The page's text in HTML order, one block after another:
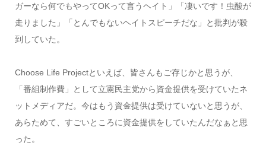
ガーなら何でもやってOKって言うヘイト」「凄いです！虫酸が
走りました」「とんでもないヘイトスピーチだな」と批判が殺
到していた。
Choose Life Projectといえば、皆さんもご存じかと思うが、
「番組制作費」として立憲民主党から資金提供を受けていたネ
ットメディアだ。今はもう資金提供は受けていないと思うが、
あらためて、すごいところに資金提供をしていたんだなぁと思
った。